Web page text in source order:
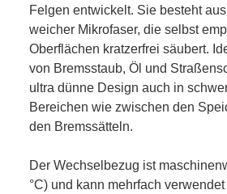
Felgen entwickelt. Sie besteht
weicher Mikrofaser, die selbst
Oberflächen kratzerfrei säubert.
von Bremsstaub, Öl und
ultra dünne Design auch in
Bereichen wie zwischen den
den Bremssätteln.
Der Wechselbezug ist
°C) und kann mehrfach